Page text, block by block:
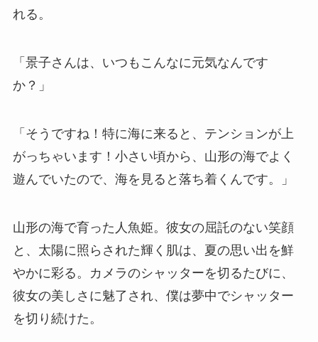
れる。
「景子さんは、いつもこんなに元気なんです
か？」
「そうですね！特に海に来ると、テンションが上
がっちゃいます！小さい頃から、山形の海でよく
遊んでいたので、海を見ると落ち着くんです。」
山形の海で育った人魚姫。彼女の屈託のない笑顔
と、太陽に照らされた輝く肌は、夏の思い出を鮮
やかに彩る。カメラのシャッターを切るたびに、
彼女の美しさに魅了され、僕は夢中でシャッター
を切り続けた。